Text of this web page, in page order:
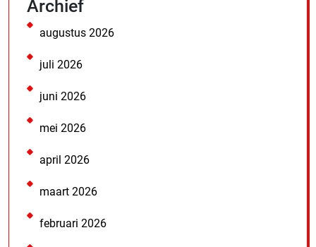
Archief
augustus 2026
juli 2026
juni 2026
mei 2026
april 2026
maart 2026
februari 2026